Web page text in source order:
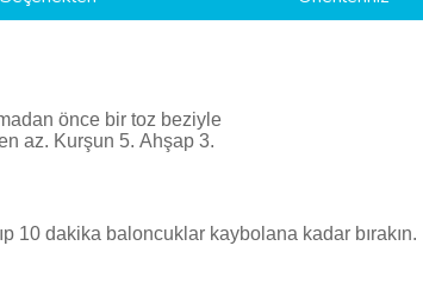
önce bir toz beziyle
az. Kurşun 5. Ahşap 3.
10 dakika baloncuklar kaybolana kadar bırakın.